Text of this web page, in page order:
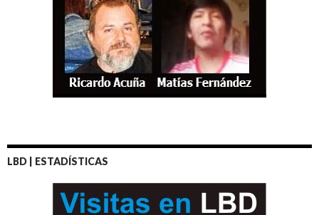
LBD | ESTADÍSTICAS